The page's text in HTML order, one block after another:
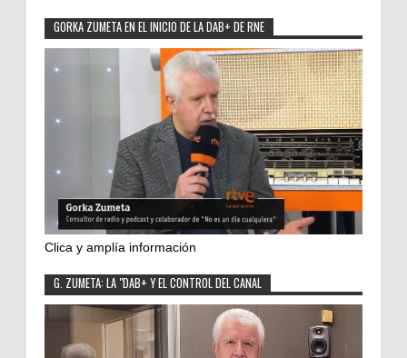
GORKA ZUMETA EN EL INICIO DE LA DAB+ DE RNE
Clica y amplía información
G. ZUMETA: LA "DAB+ Y EL CONTROL DEL CANAL